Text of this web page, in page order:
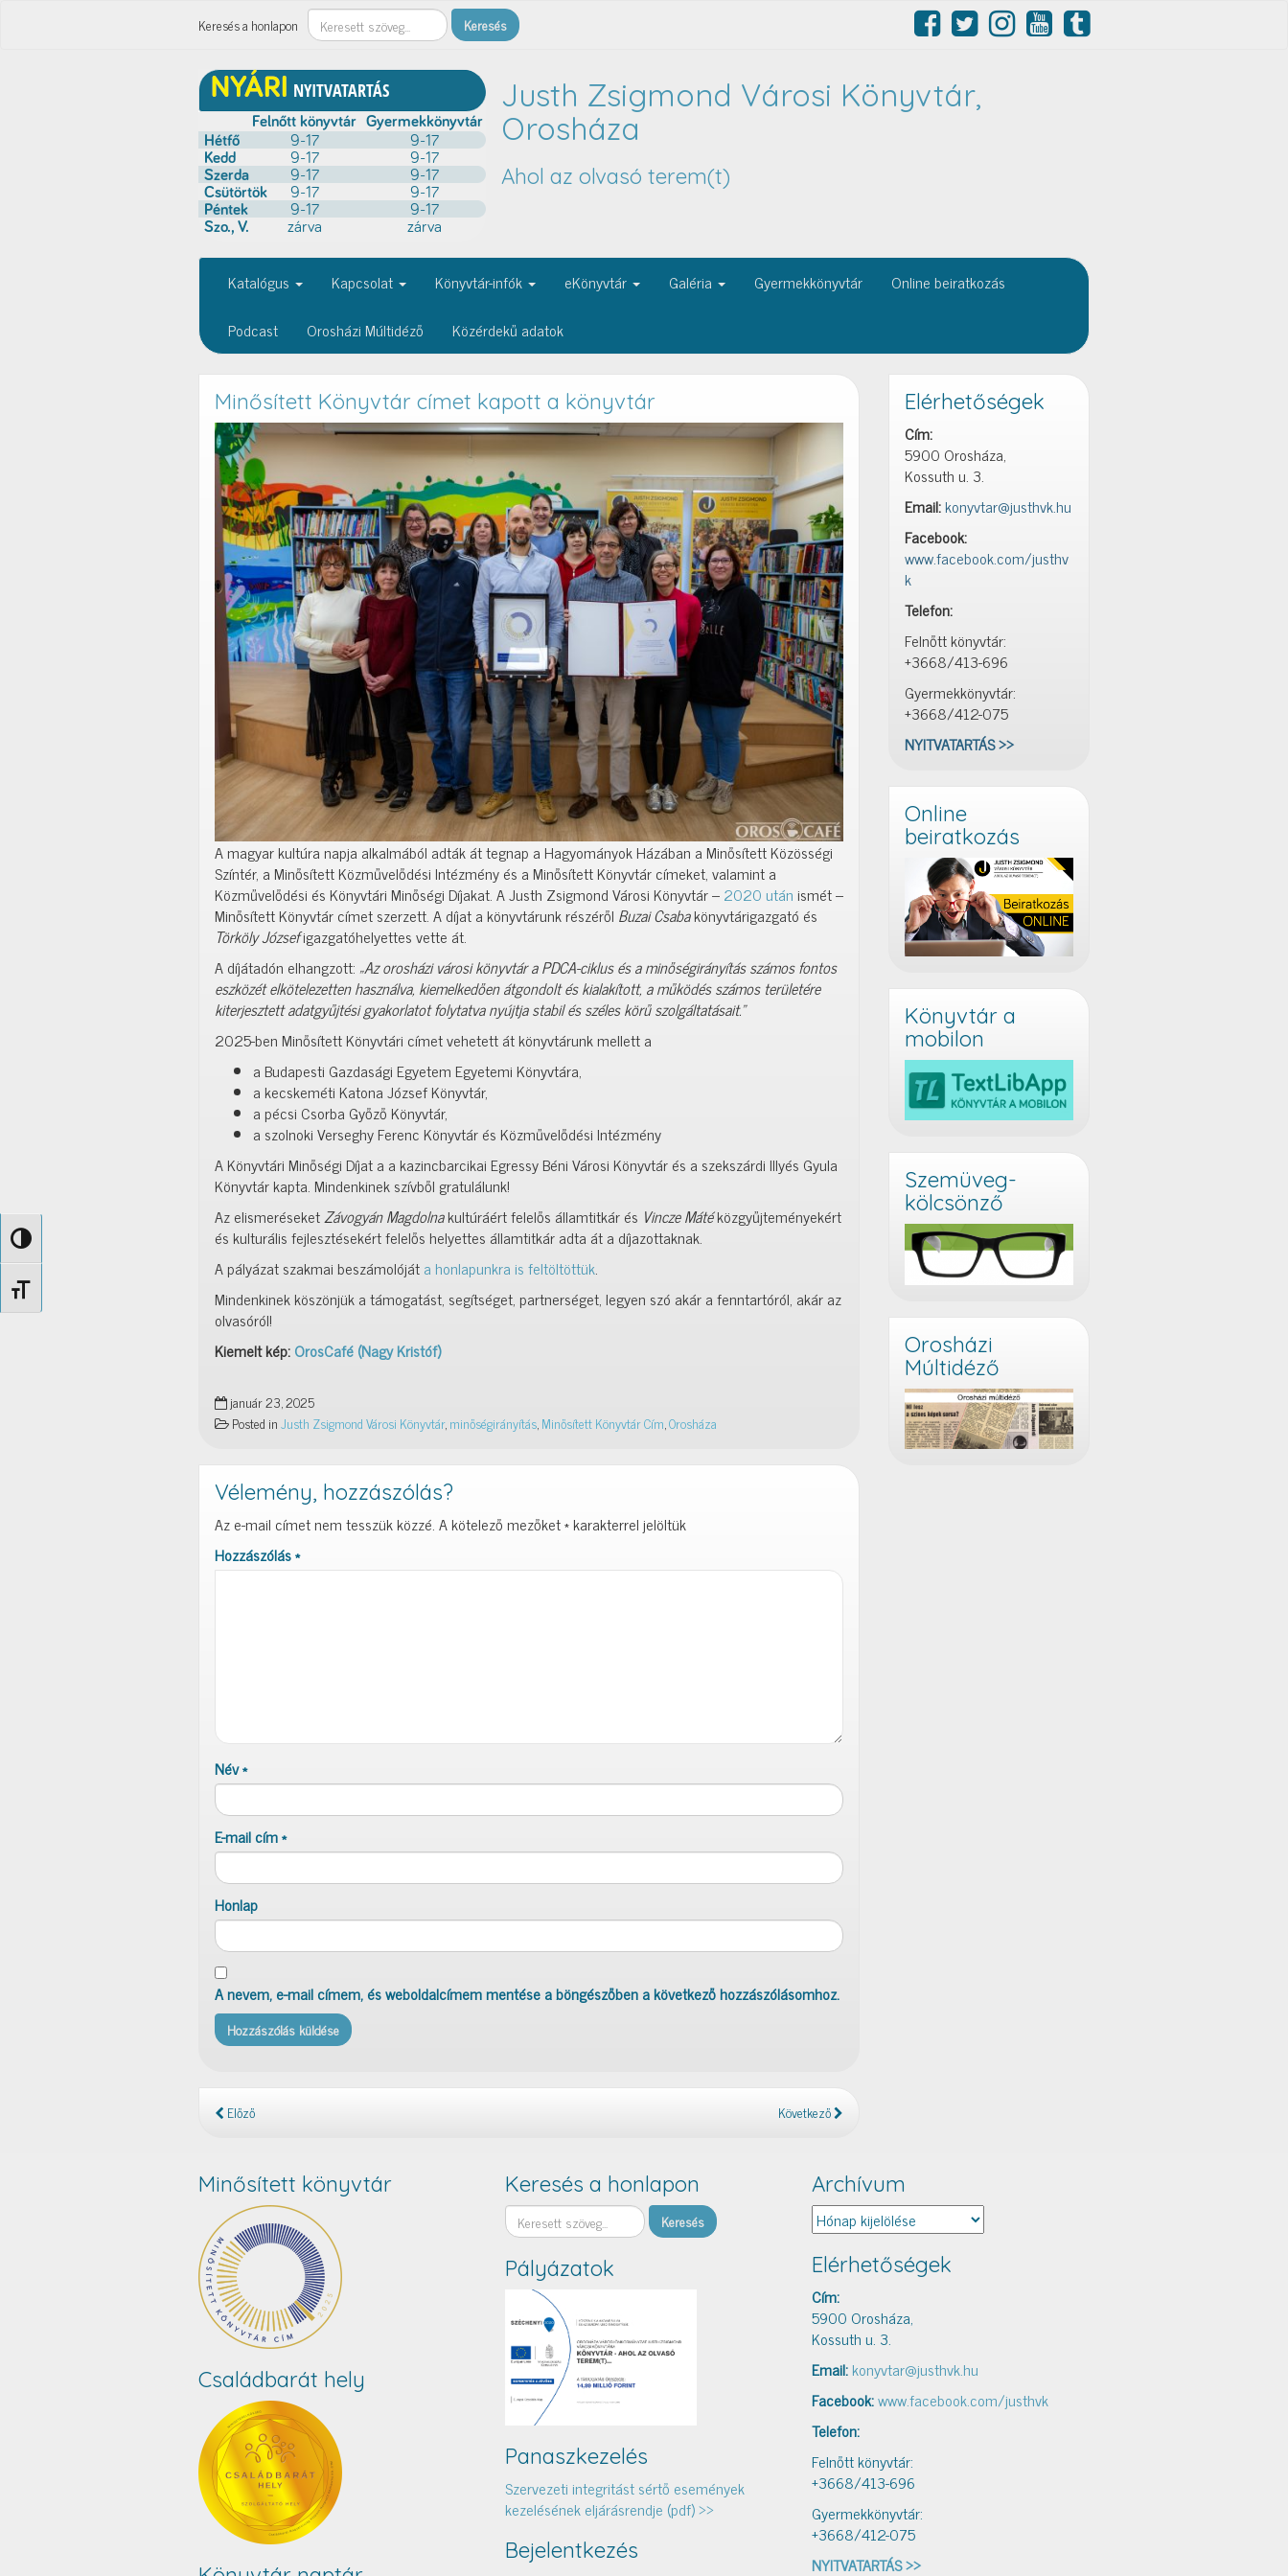
Nagy kontraszt váltása
Betűméret váltása
Keresés a honlapon Keresés
Justh Zsigmond Városi Könyvtár,
Orosháza
Ahol az olvasó terem(t)
Katalógus Kapcsolat Könyvtár-infók eKönyvtár Galéria Gyermekkönyvtár
Online beiratkozás
Podcast
Orosházi Múltidéző Közérdekű adatok
Minősített Könyvtár címet kapott a könyvtár
A magyar kultúra napja alkalmából adták át tegnap a Hagyományok Házában a Minősített Közösségi
Színtér, a Minősített Közművelődési Intézmény és a Minősített Könyvtár címeket, valamint a
Közművelődési és Könyvtári Minőségi Díjakat. A Justh Zsigmond Városi Könyvtár –2020 után ismét –
Minősített Könyvtár címet szerzett. A díjat a könyvtárunk részéről Buzai Csabakönyvtárigazgató és
Törköly Józsefigazgatóhelyettes vette át.
A díjátadón elhangzott:„Az orosházi városi könyvtár a PDCA-ciklus és a minőségirányítás számos fontos
eszközét elkötelezetten használva, kiemelkedően átgondolt és kialakított, a működés számos területére
kiterjesztett adatgyűjtési gyakorlatot folytatva nyújtja stabil és széles körű szolgáltatásait.”
2025-ben Minősített Könyvtári címet vehetett át könyvtárunk mellett a
a Budapesti Gazdasági Egyetem Egyetemi Könyvtára,
a kecskeméti Katona József Könyvtár,
a pécsi Csorba Győző Könyvtár,
a szolnoki Verseghy Ferenc Könyvtár és Közművelődési Intézmény
A Könyvtári Minőségi Díjat a a kazincbarcikai Egressy Béni Városi Könyvtár és a szekszárdi Illyés Gyula
Könyvtár kapta. Mindenkinek szívből gratulálunk!
Az elismeréseketZávogyán Magdolnakultúráért felelős államtitkár és Vincze Mátéközgyűjteményekért
és kulturális fejlesztésekért felelős helyettes államtitkár adta át a díjazottaknak.
A pályázat szakmai beszámolójáta honlapunkra is feltöltöttük.
Mindenkinek köszönjük a támogatást, segítséget, partnerséget, legyen szó akár a fenntartóról, akár az
olvasóról!
Kiemelt kép:OrosCafé (Nagy Kristóf)
január 23, 2025
Posted inJusth Zsigmond Városi Könyvtár,minőségirányítás,Minősített Könyvtár Cím,Orosháza
Vélemény, hozzászólás?
Az e-mail címet nem tesszük közzé.A kötelező mezőket*karakterrel jelöltük
Hozzászólás*
Név*
E-mail cím*
Honlap
A nevem, e-mail címem, és weboldalcímem mentése a böngészőben a következő hozzászólásomhoz.
Előző Következő
Elérhetőségek
Cím:
5900 Orosháza,
Kossuth u. 3.
Email:konyvtar@justhvk.hu
Facebook:
www.facebook.com/justhv
k
Telefon:
Felnőtt könyvtár:
+3668/413-696
Gyermekkönyvtár:
+3668/412-075
NYITVATARTÁS >>
Online
beiratkozás
Könyvtár a
mobilon
Szemüveg-
kölcsönző
Orosházi
Múltidéző
Minősített könyvtár
Családbarát hely
Keresés a honlapon
Keresés
Pályázatok
Panaszkezelés
Szervezeti integritást sértő események
kezelésének eljárásrendje (pdf) >>
Bejelentkezés
Archívum
Archívum
Elérhetőségek
Cím:
5900 Orosháza,
Kossuth u. 3.
Email:konyvtar@justhvk.hu
Facebook:www.facebook.com/justhvk
Telefon:
Felnőtt könyvtár:
+3668/413-696
Gyermekkönyvtár:
+3668/412-075
NYITVATARTÁS >>